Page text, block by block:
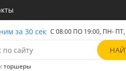
за 30 сек С 08:00 ПО 19:00, ПН- ПТ,
торшеры